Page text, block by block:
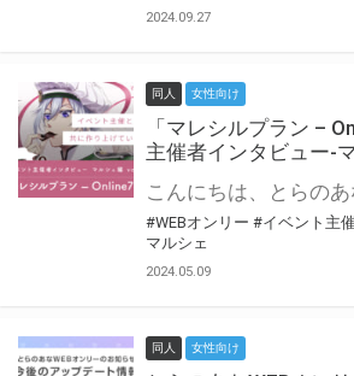
2024.09.27
同人 女性向け
「マレシルプラン –
主催者インタビュー-
#WEBオンリー #イベント主
マルシェ
2024.05.09
同人 女性向け